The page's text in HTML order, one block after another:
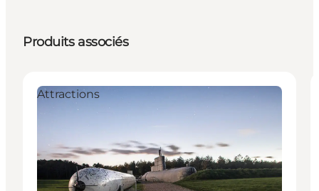
Produits associés
Attractions